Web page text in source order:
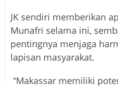
JK sendiri memberikan
Munafri selama ini,
pentingnya menjaga
lapisan masyarakat.
“Makassar memiliki